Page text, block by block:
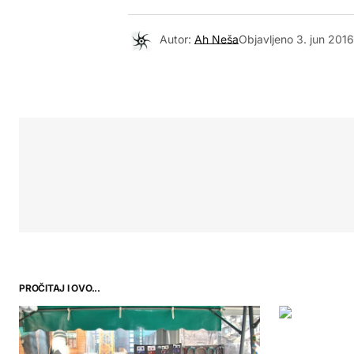
Autor: Ah NešaObjavljeno 3. jun
PROČITAJ I OVO...